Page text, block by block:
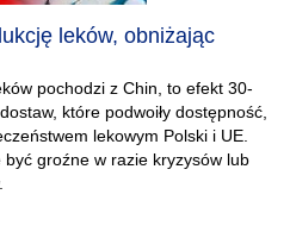
leków, obniżając
pochodzi z Chin, to efekt 30-
które podwoiły dostępność,
lekowym Polski i UE.
groźne w razie kryzysów lub